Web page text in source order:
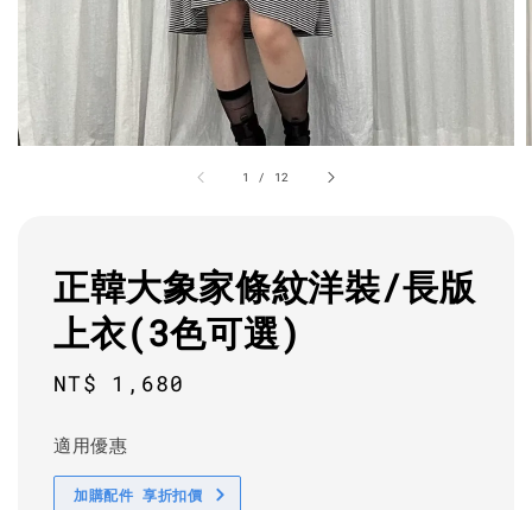
1 / 12
正韓大象家條紋洋裝/長版
上衣(3色可選)
Regular
NT$ 1,680
適用優惠
加購配件 享折扣價